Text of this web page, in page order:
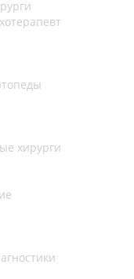
хирурги